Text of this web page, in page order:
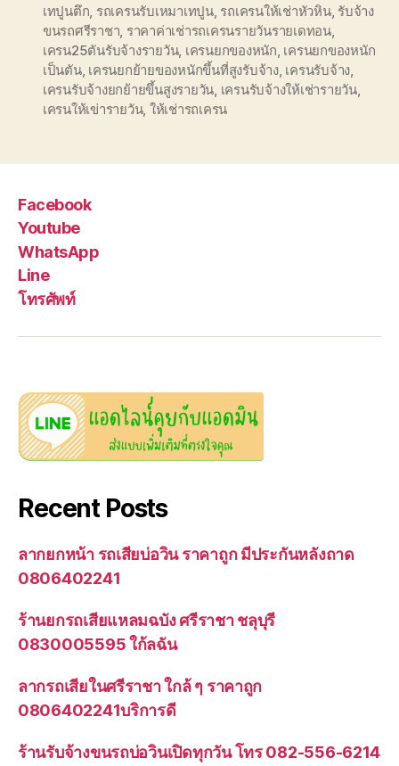
เทปูนตึก, รถเครนรับเหมาเทปูน, รถเครนให้เช่าหัวหิน, รับจ้าง
ขนรถศรีราชา, ราคาค่าเช่ารถเครนรายวันรายเดทอน,
เครน25ตันรับจ้างรายวัน, เครนยกของหนัก, เครนยกของหนัก
เป็นตัน, เครนยกย้ายของหนักขึ้นที่สูงรับจ้าง, เครนรับจ้าง,
เครนรับจ้างยกย้ายขึ้นสูงรายวัน, เครนรับจ้างให้เช่ารายวัน,
เครนให้เข่ารายวัน, ให้เช่ารถเครน
Facebook
Youtube
WhatsApp
Line
โทรศัพท์
Recent Posts
ลากยกหน้า รถเสียบ่อวิน ราคาถูก มีประกันหลังถาด
0806402241
ร้านยกรถเสียแหลมฉบัง ศรีราชา ชลุบุรี
0830005595 ใก้ลฉัน
ลากรถเสียในศรีราชา ใกล้ ๆ ราคาถูก
0806402241บริการดี
ร้านรับจ้างขนรถบ่อวินเปิดทุกวัน โทร 082-556-6214